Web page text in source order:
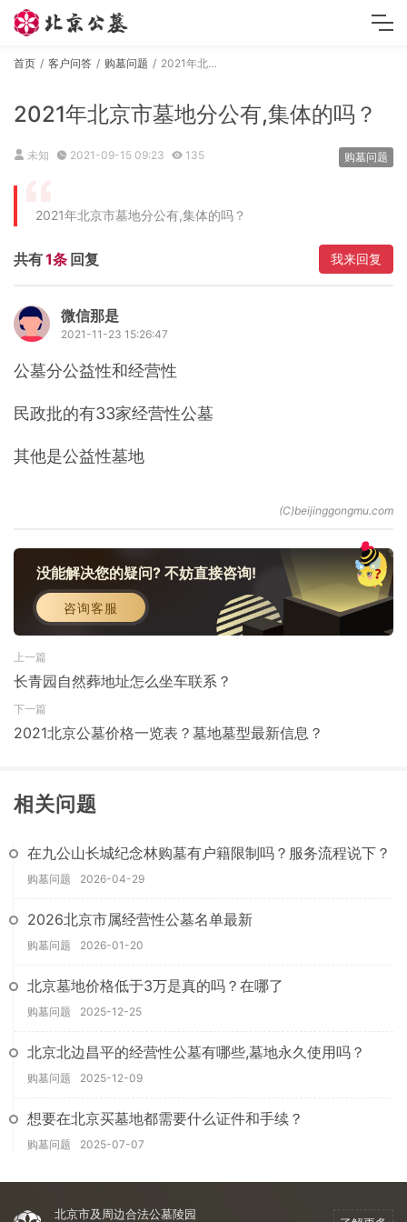
首页 客户问答 购墓问题 2021年北京市墓地分公有,集体的吗？
2021年北京市墓地分公有,集体的吗？
未知 2021-09-15 09:23 135 购墓问题
2021年北京市墓地分公有,集体的吗？
共有1条 回复 我来回复
微信那是
2021-11-23 15:26:47
公墓分公益性和经营性
民政批的有33家经营性公墓
其他是公益性墓地
没能解决您的疑问? 不妨直接咨询!
咨询客服
上一篇
长青园自然葬地址怎么坐车联系？
下一篇
2021北京公墓价格一览表？墓地墓型最新信息？
相关问题
在九公山长城纪念林购墓有户籍限制吗？服务流程说下？
购墓问题 2026-04-29
2026北京市属经营性公墓名单最新
购墓问题 2026-01-20
北京墓地价格低于3万是真的吗？在哪了
购墓问题 2025-12-25
北京北边昌平的经营性公墓有哪些,墓地永久使用吗？
购墓问题 2025-12-09
想要在北京买墓地都需要什么证件和手续？
购墓问题 2025-07-07
北京市及周边合法公墓陵园